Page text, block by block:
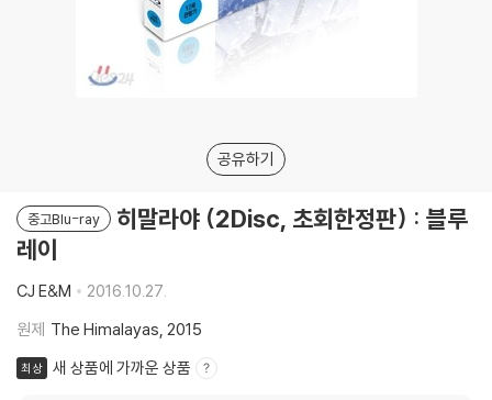
공유하기
중고Blu-ray
히말라야 (2Disc, 초회한정판) : 블루
레이
CJ E&M
2016.10.27.
원제 The Himalayas, 2015
최상 새 상품에 가까운 상품